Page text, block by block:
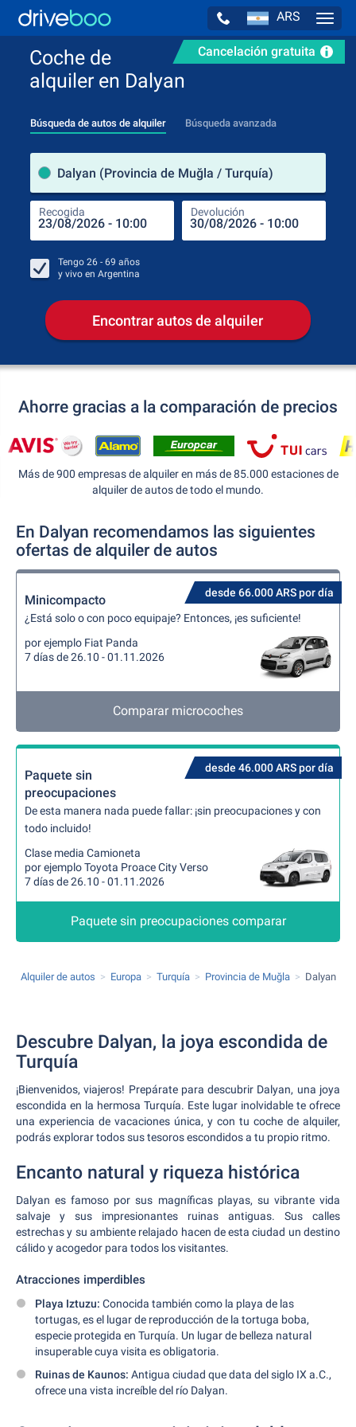
ARS
Cancelación gratuita
Coche de
alquiler en Dalyan
Búsqueda de autos de alquiler Búsqueda avanzada
Dalyan (Provincia de Muğla / Turquía)
Recogida Devolución
Tengo 26 - 69 años
y vivo en Argentina
Encontrar autos de alquiler
Ahorre gracias a la comparación de precios
Más de 900 empresas de alquiler en más de 85.000 estaciones de
alquiler de autos de todo el mundo.
En Dalyan recomendamos las siguientes
ofertas de alquiler de autos
desde 66.000 ARS por día
Minicompacto
¿Está solo o con poco equipaje? Entonces, ¡es suficiente!
por ejemplo Fiat Panda
7 días de 26.10 - 01.11.2026
Comparar microcoches
desde 46.000 ARS por día
Paquete sin
preocupaciones
De esta manera nada puede fallar: ¡sin preocupaciones y con
todo incluido!
Clase media Camioneta
por ejemplo Toyota Proace City Verso
7 días de 26.10 - 01.11.2026
Paquete sin preocupaciones comparar
Alquiler de autos Europa Turquía Provincia de Muğla Dalyan
Descubre Dalyan, la joya escondida de
Turquía
¡Bienvenidos, viajeros! Prepárate para descubrir Dalyan, una joya
escondida en la hermosa Turquía. Este lugar inolvidable te ofrece
una experiencia de vacaciones única, y con tu coche de alquiler,
podrás explorar todos sus tesoros escondidos a tu propio ritmo.
Encanto natural y riqueza histórica
Dalyan es famoso por sus magníficas playas, su vibrante vida
salvaje y sus impresionantes ruinas antiguas. Sus calles
estrechas y su ambiente relajado hacen de esta ciudad un destino
cálido y acogedor para todos los visitantes.
Atracciones imperdibles
Playa Iztuzu: Conocida también como la playa de las
tortugas, es el lugar de reproducción de la tortuga boba,
especie protegida en Turquía. Un lugar de belleza natural
insuperable cuya visita es obligatoria.
Ruinas de Kaunos: Antigua ciudad que data del siglo IX a.C.,
ofrece una vista increíble del río Dalyan.